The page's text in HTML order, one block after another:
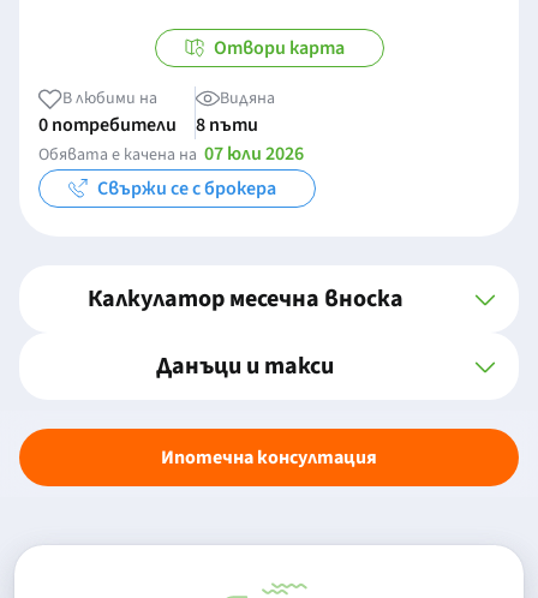
Отвори карта
В любими на
0 потребители
Видяна
8 пъти
Обявата е качена на 07 юли 2026
Свържи се с брокера
Калкулатор месечна вноска
Данъци и такси
Ипотечна консултация